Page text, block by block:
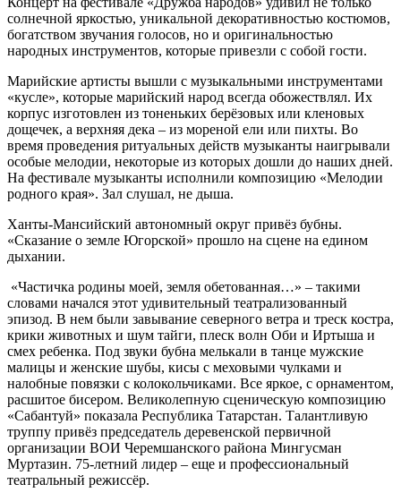
солнечной яркостью, уникальной декоративностью костюмов,
богатством звучания голосов, но и оригинальностью
народных инструментов, которые привезли с собой гости.
Марийские артисты вышли с музыкальными инструментами
«кусле», которые марийский народ всегда обожествлял. Их
корпус изготовлен из тоненьких берёзовых или кленовых
дощечек, а верхняя дека – из мореной ели или пихты. Во
время проведения ритуальных действ музыканты наигрывали
особые мелодии, некоторые из которых дошли до наших дней.
На фестивале музыканты исполнили композицию «Мелодии
родного края». Зал слушал, не дыша.
Ханты-Мансийский автономный округ привёз бубны.
«Сказание о земле Югорской» прошло на сцене на едином
дыхании.
«Частичка родины моей, земля обетованная…» – такими
словами начался этот удивительный театрализованный
эпизод. В нем были завывание северного ветра и треск костра,
крики животных и шум тайги, плеск волн Оби и Иртыша и
смех ребенка. Под звуки бубна мелькали в танце мужские
малицы и женские шубы, кисы с меховыми чулками и
налобные повязки с колокольчиками. Все яркое, с орнаментом,
расшитое бисером. Великолепную сценическую композицию
«Сабантуй» показала Республика Татарстан. Талантливую
труппу привёз председатель деревенской первичной
организации ВОИ Черемшанского района Мингусман
Муртазин. 75-летний лидер – еще и профессиональный
театральный режиссёр.